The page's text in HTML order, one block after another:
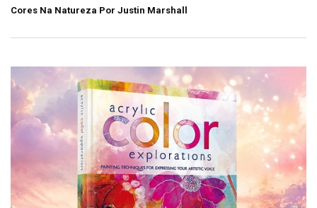
Cores Na Natureza Por Justin Marshall